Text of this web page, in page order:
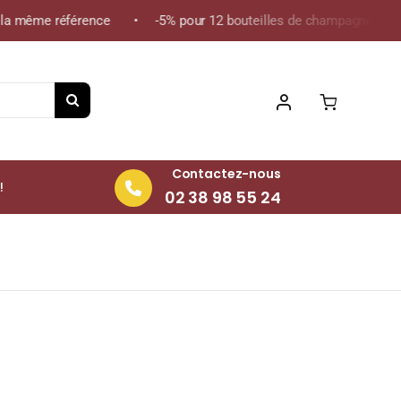
référence • -5% pour 12 bouteilles de champagne de la
Contactez-nous
02 38 98 55 24